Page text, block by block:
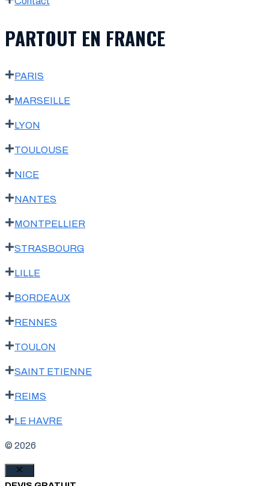
PARTOUT EN FRANCE
PARIS
MARSEILLE
LYON
TOULOUSE
NICE
NANTES
MONTPELLIER
STRASBOURG
LILLE
BORDEAUX
RENNES
TOULON
SAINT ETIENNE
REIMS
LE HAVRE
© 2026
Fermer